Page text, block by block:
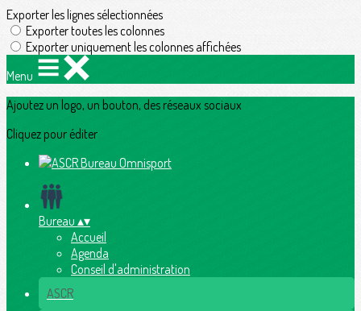
Exporter les lignes sélectionnées
Exporter toutes les colonnes
Exporter uniquement les colonnes affichées
Menu
Ajoutez un logo, un bouton, des réseaux sociaux
Cliquez pour éditer
Bureau ▴▾
Accueil
Agenda
Conseil d'administration
ASCR